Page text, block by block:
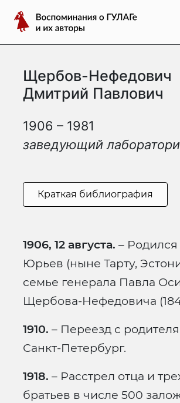
содержимому
Воспоминания
о
ГУЛАГе
их
авторы
Щербов-Нефедович
Дмитрий Павлович
1906 – 1981
заведующий
Краткая библиография
1906, 12 августа. – Родился
Юрьев (ныне Тарту,
семье генерала Павла
Щербова-Нефедовича
1910. – Переезд с
Санкт-Петербург.
1918. – Расстрел отца и
братьев в числе 500